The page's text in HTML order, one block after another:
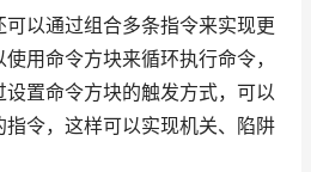
以通过组合多条指令来实现更
用命令方块来循环执行命令，
置命令方块的触发方式，可以
令，这样可以实现机关、陷阱